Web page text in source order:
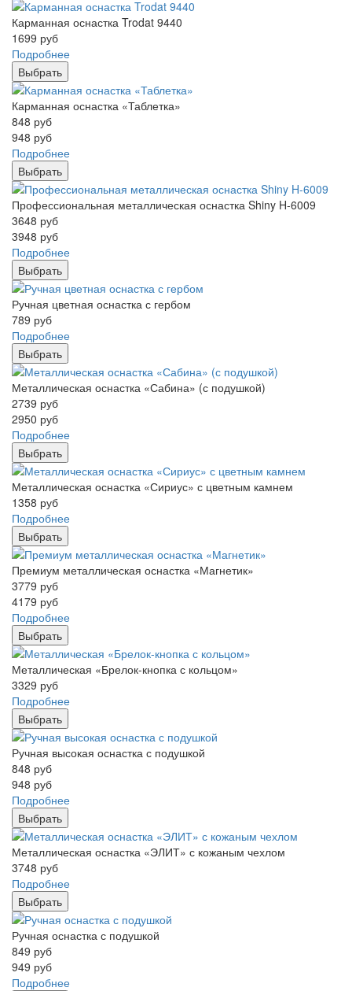
Карманная оснастка Trodat 9440
1699 руб
Подробнее
Выбрать
Карманная оснастка «Таблетка»
848 руб
948 руб
Подробнее
Выбрать
Профессиональная металлическая оснастка Shiny H-6009
3648 руб
3948 руб
Подробнее
Выбрать
Ручная цветная оснастка с гербом
789 руб
Подробнее
Выбрать
Металлическая оснастка «Сабина» (с подушкой)
2739 руб
2950 руб
Подробнее
Выбрать
Металлическая оснастка «Сириус» с цветным камнем
1358 руб
Подробнее
Выбрать
Премиум металлическая оснастка «Магнетик»
3779 руб
4179 руб
Подробнее
Выбрать
Металлическая «Брелок-кнопка с кольцом»
3329 руб
Подробнее
Выбрать
Ручная высокая оснастка с подушкой
848 руб
948 руб
Подробнее
Выбрать
Металлическая оснастка «ЭЛИТ» с кожаным чехлом
3748 руб
Подробнее
Выбрать
Ручная оснастка с подушкой
849 руб
949 руб
Подробнее